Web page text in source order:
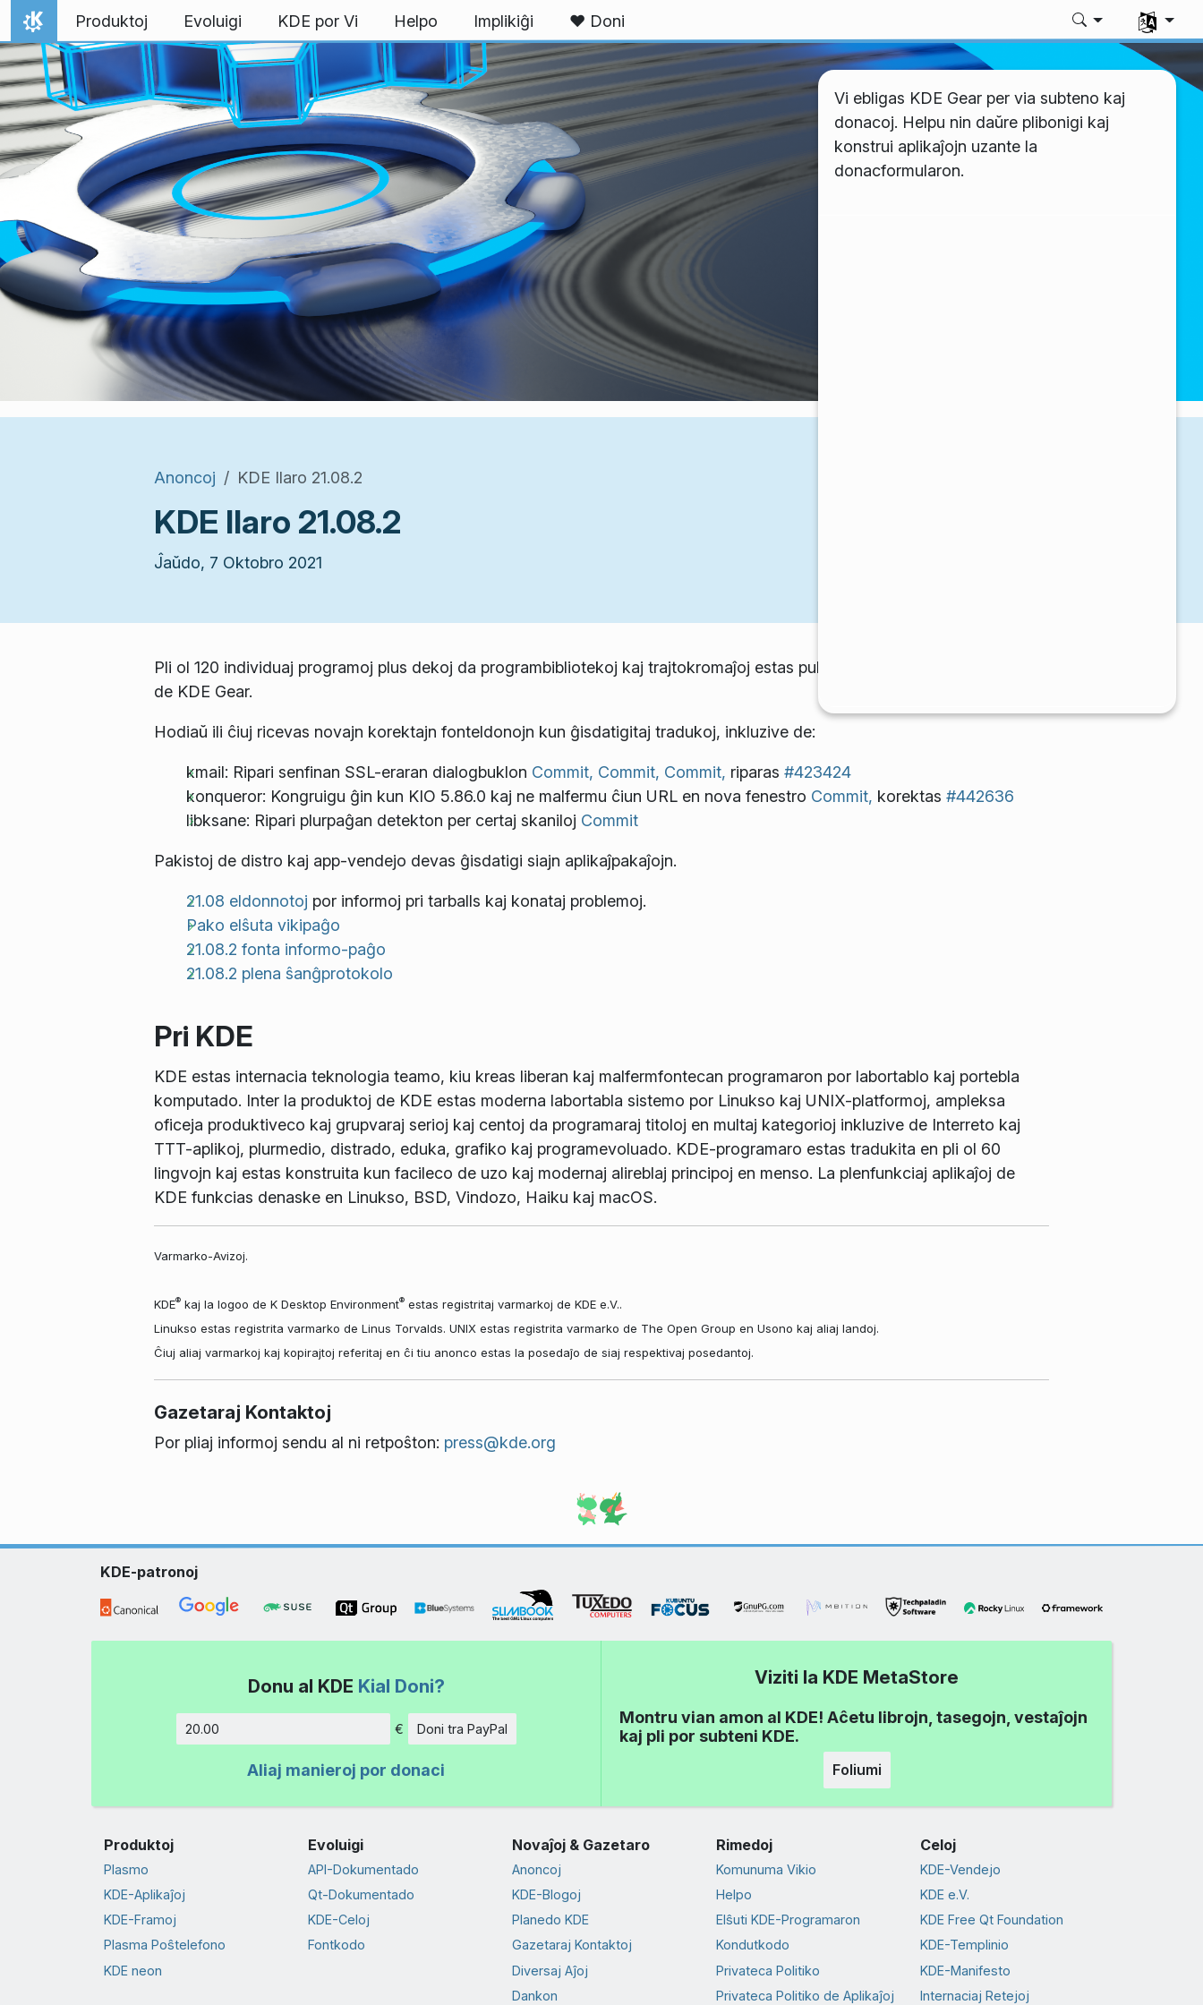
Salti al enhavo
Hejmo
Produktoj Evoluigi KDE por Vi Helpo Implikiĝi ❤ Doni
Elektu
Vi ebligas KDE Gear per via subteno kaj
donacoj. Helpu nin daŭre plibonigi kaj
konstrui aplikaĵojn uzante la
donacformularon.
Anoncoj KDE Ilaro 21.08.2
KDE Ilaro 21.08.2
Ĵaŭdo, 7 Oktobro 2021
Pli ol 120 individuaj programoj plus dekoj da programbibliotekoj kaj trajtokromaĵoj estas publikigitaj samtempe kiel parto
de KDE Gear.
Hodiaŭ ili ĉiuj ricevas novajn korektajn fonteldonojn kun ĝisdatigitaj tradukoj, inkluzive de:
kmail: Ripari senfinan SSL-eraran dialogbuklon Commit, Commit, Commit, riparas #423424
konqueror: Kongruigu ĝin kun KIO 5.86.0 kaj ne malfermu ĉiun URL en nova fenestro Commit, korektas #442636
libksane: Ripari plurpaĝan detekton per certaj skaniloj Commit
Pakistoj de distro kaj app-vendejo devas ĝisdatigi siajn aplikaĵpakaĵojn.
21.08 eldonnotoj por informoj pri tarballs kaj konataj problemoj.
Pako elŝuta vikipaĝo
21.08.2 fonta informo-paĝo
21.08.2 plena ŝanĝprotokolo
Pri KDE
KDE estas internacia teknologia teamo, kiu kreas liberan kaj malfermfontecan programaron por labortablo kaj portebla
komputado. Inter la produktoj de KDE estas moderna labortabla sistemo por Linukso kaj UNIX-platformoj, ampleksa
oficeja produktiveco kaj grupvaraj serioj kaj centoj da programaraj titoloj en multaj kategorioj inkluzive de Interreto kaj
TTT-aplikoj, plurmedio, distrado, eduka, grafiko kaj programevoluado. KDE-programaro estas tradukita en pli ol 60
lingvojn kaj estas konstruita kun facileco de uzo kaj modernaj alireblaj principoj en menso. La plenfunkciaj aplikaĵoj de
KDE funkcias denaske en Linukso, BSD, Vindozo, Haiku kaj macOS.
Varmarko-Avizoj.
KDE® kaj la logoo de K Desktop Environment® estas registritaj varmarkoj de KDE e.V..
Linukso estas registrita varmarko de Linus Torvalds. UNIX estas registrita varmarko de The Open Group en Usono kaj aliaj landoj.
Ĉiuj aliaj varmarkoj kaj kopirajtoj referitaj en ĉi tiu anonco estas la posedaĵo de siaj respektivaj posedantoj.
Gazetaraj Kontaktoj
Por pliaj informoj sendu al ni retpoŝton: press@kde.org
KDE-patronoj
Donu al KDE Kial Doni?
€ Doni tra PayPal
Aliaj manieroj por donaci
Viziti la KDE MetaStore
Montru vian amon al KDE! Aĉetu librojn, tasegojn, vestaĵojn
kaj pli por subteni KDE.
Foliumi
Produktoj
Plasmo
KDE-Aplikaĵoj
KDE-Framoj
Plasma Poŝtelefono
KDE neon
Evoluigi
API-Dokumentado
Qt-Dokumentado
KDE-Celoj
Fontkodo
Novaĵoj & Gazetaro
Anoncoj
KDE-Blogoj
Planedo KDE
Gazetaraj Kontaktoj
Diversaj Aĵoj
Dankon
Rimedoj
Komunuma Vikio
Helpo
Elŝuti KDE-Programaron
Kondutkodo
Privateca Politiko
Privateca Politiko de Aplikaĵoj
Celoj
KDE-Vendejo
KDE e.V.
KDE Free Qt Foundation
KDE-Templinio
KDE-Manifesto
Internaciaj Retejoj